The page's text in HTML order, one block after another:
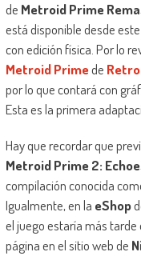
de Metroid Prime
está disponible desde
con edición física. Por lo
Metroid Primede
por lo que contará con
Esta es la primera
Hay que recordar que
Metroid Prime 2:
compilación conocida
Igualmente, en la eShop
el juego estaría más tarde
página en el sitio web de